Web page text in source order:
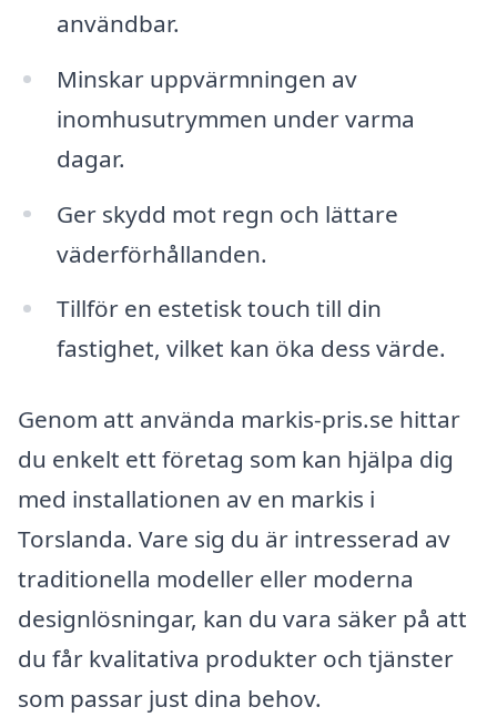
användbar.
Minskar uppvärmningen av
inomhusutrymmen under varma
dagar.
Ger skydd mot regn och lättare
väderförhållanden.
Tillför en estetisk touch till din
fastighet, vilket kan öka dess värde.
Genom att använda markis-pris.se hittar
du enkelt ett företag som kan hjälpa dig
med installationen av en markis i
Torslanda. Vare sig du är intresserad av
traditionella modeller eller moderna
designlösningar, kan du vara säker på att
du får kvalitativa produkter och tjänster
som passar just dina behov.